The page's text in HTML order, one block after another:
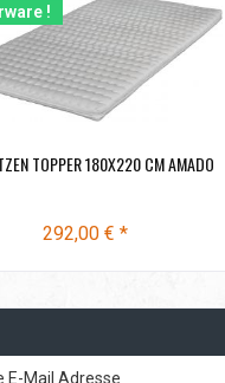
!
TOPPER 180X220 CM AMADO
292,00 € *